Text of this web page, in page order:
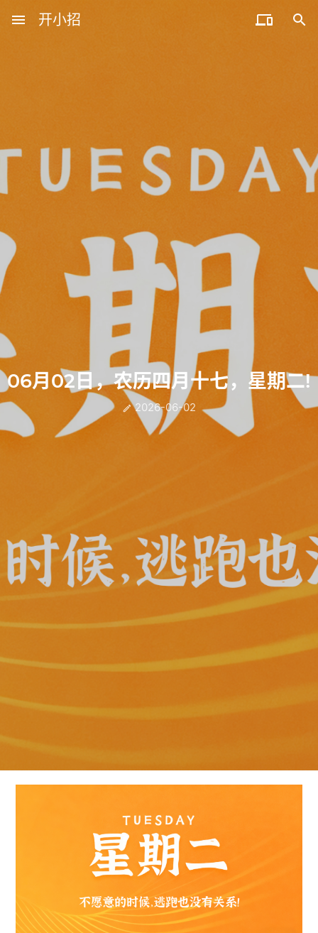
menu 开小招  
06月02日，农历四月十七，星期二!
2026-06-02
08月06日，农历六月廿四，星期四!
08月05日，农历六月廿三，星期三!
08月04日，农历六月廿二，星期二!
08月03日，农历六月廿一，星期一!